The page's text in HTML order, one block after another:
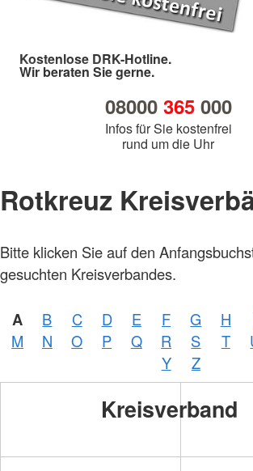
Kostenlose DRK-Hotline.
Wir beraten Sie gerne.
08000 365000
Infos für Sie kostenfrei
rund um die Uhr
Rotkreuz
Bitte klicken Sie auf den
gesuchten Kreisverbandes.
A B C D E F G H
M
N O P Q R S T
Y
Z
Kreisverband